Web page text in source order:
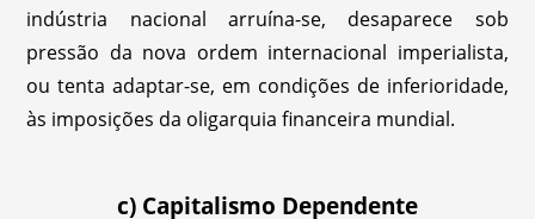
indústria nacional arruína-se, desaparece sob
pressão da nova ordem internacional imperialista,
ou tenta adaptar-se, em condições de inferioridade,
às imposições da oligarquia financeira mundial.
c) Capitalismo Dependente